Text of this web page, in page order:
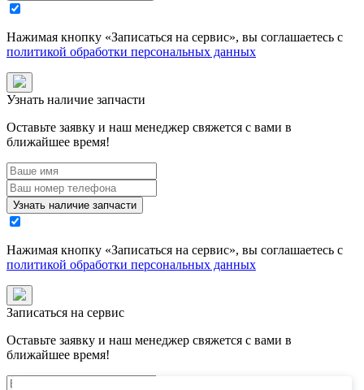
Нажимая кнопку «Записаться на сервис», вы соглашаетесь с
политикой обработки персональных данных
Узнать наличие запчасти
Оставьте заявку и наш менеджер свяжется с вами в
ближайшее время!
Узнать наличие запчасти
Нажимая кнопку «Записаться на сервис», вы соглашаетесь с
политикой обработки персональных данных
Записаться на сервис
Оставьте заявку и наш менеджер свяжется с вами в
ближайшее время!